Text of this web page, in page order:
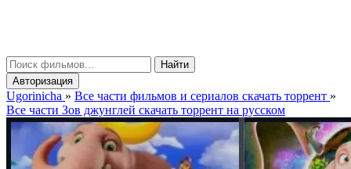
Найти
Авторизация
Ugorinicha » Все части фильмов и сериалов скачать торрент »
Все части Зов джунглей скачать торрент на русском